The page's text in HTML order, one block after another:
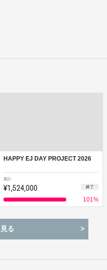
HAPPY EJ DAY PROJECT 2026
累計
¥1,524,000 終了
101%
る